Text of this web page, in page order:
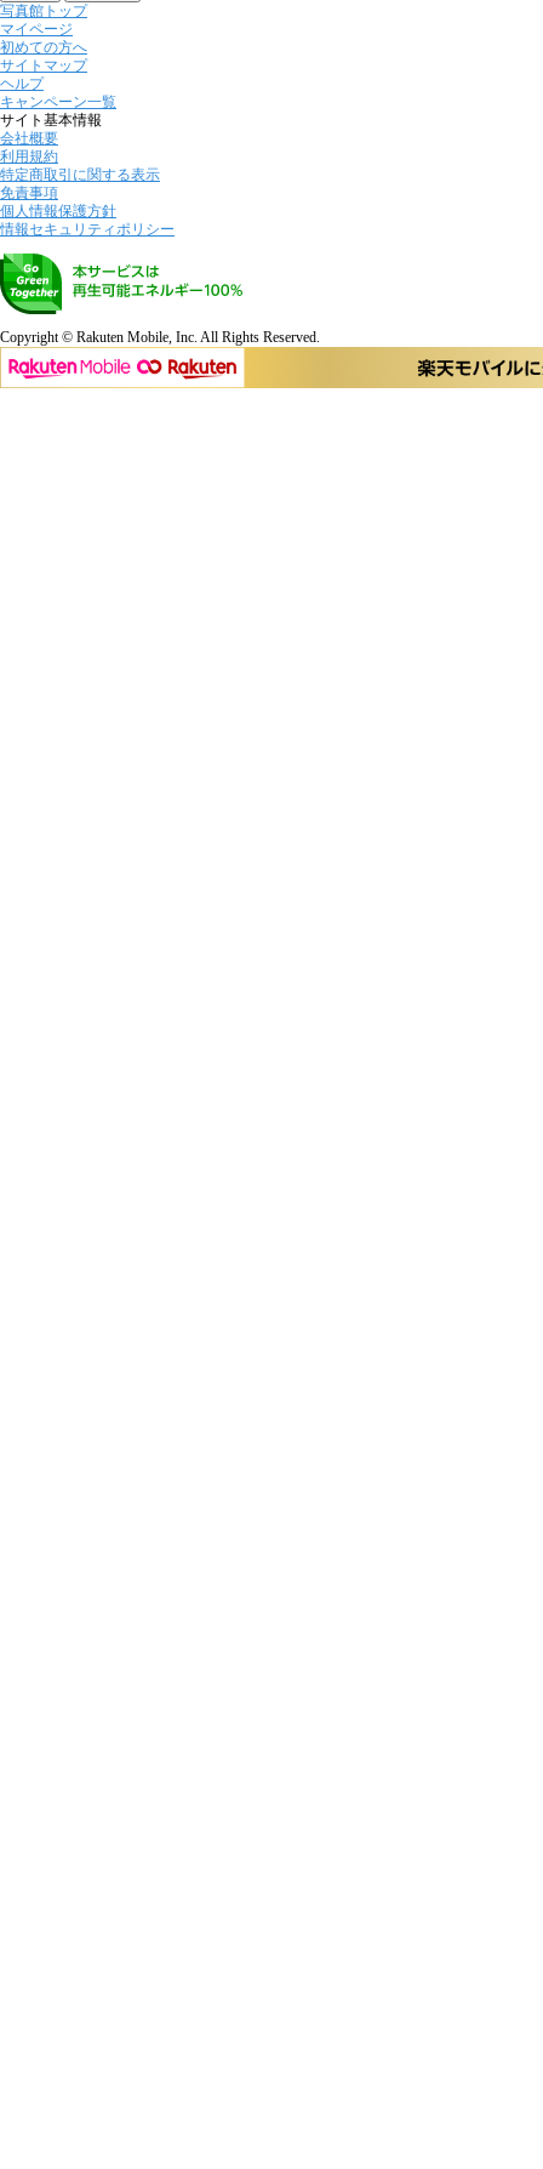
写真館トップ
マイページ
初めての方へ
サイトマップ
ヘルプ
キャンペーン一覧
サイト基本情報
会社概要
利用規約
特定商取引に関する表示
免責事項
個人情報保護方針
情報セキュリティポリシー
Copyright © Rakuten Mobile, Inc. All Rights Reserved.